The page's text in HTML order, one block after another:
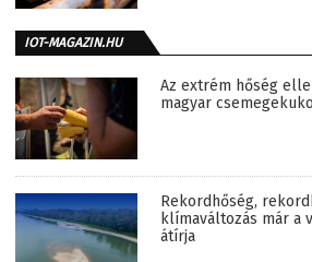
IOT-MAGAZIN.HU
Az extrém hőség
magyar
Rekordhőség,
klímaváltozás már a
átírja